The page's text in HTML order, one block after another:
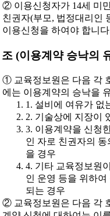
② 이용신청자가 14세 미
친권자(부모, 법정대리인
이용신청을 하여야 합니
(이용계약 승낙의
① 교육정보원은 다음 각
에는 이용계약의 승낙을
1. 설비에 여유가 없
2. 기술상에 지장이
3. 이용계약을 신청
인 자로 친권자의
을 경우
4. 기타 교육정보원
인 운영 등을 위하여
되는 경우
② 교육정보원은 다음 각